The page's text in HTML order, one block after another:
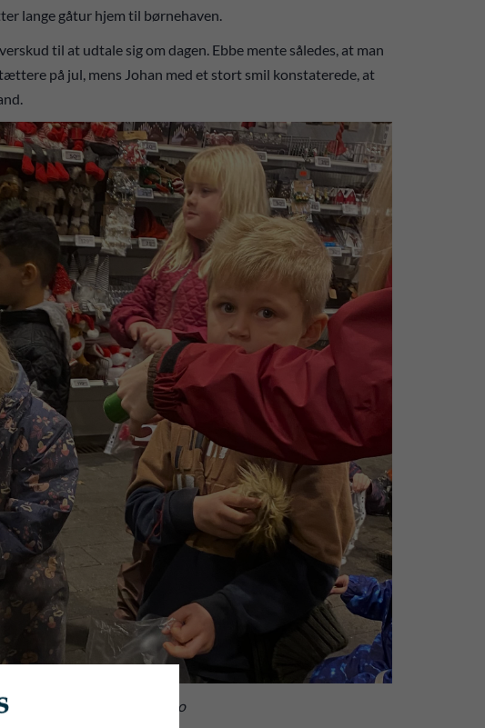
lange gåtur hjem til børnehaven.
til at udtale sig om dagen. Ebbe mente således, at man
på jul, mens Johan med et stort smil konstaterede, at
toiletpapirsruller. Privatfoto